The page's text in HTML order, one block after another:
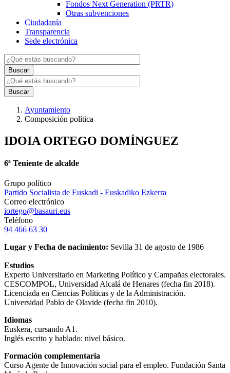
Fondos Next Generation (PRTR)
Otras subvenciones
Ciudadanía
Transparencia
Sede electrónica
Ayuntamiento
Composición política
IDOIA ORTEGO DOMÍNGUEZ
6ª Teniente de alcalde
Grupo político
Partido Socialista de Euskadi - Euskadiko Ezkerra
Correo electrónico
iortego@basauri.eus
Teléfono
94 466 63 30
Lugar y Fecha de nacimiento: Sevilla 31 de agosto de 1986
Estudios
Experto Universitario en Marketing Político y Campañas electorales.
CESCOMPOL, Universidad Alcalá de Henares (fecha fin 2018).
Licenciada en Ciencias Políticas y de la Administración.
Universidad Pablo de Olavide (fecha fin 2010).
Idiomas
Euskera, cursando A1.
Inglés escrito y hablado: nivel básico.
Formación complementaria
Curso Agente de Innovación social para el empleo. Fundación Santa